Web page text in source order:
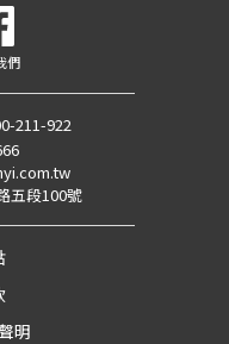
們
211-922
五段100號
明